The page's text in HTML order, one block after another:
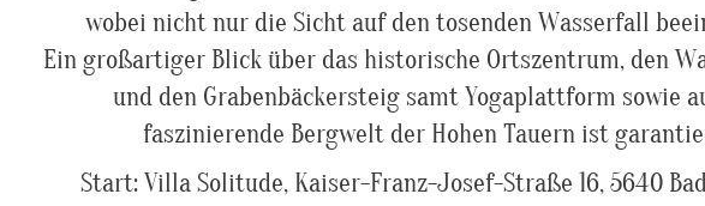
wobei nicht nur die Sicht auf den tosenden Wasserfall
Ein großartiger Blick über das historische Ortszentrum, den
und den Grabenbäckersteig samt Yogaplattform sowie
faszinierende Bergwelt der Hohen Tauern ist
Start: Villa Solitude, Kaiser-Franz-Josef-Straße 16, 5640